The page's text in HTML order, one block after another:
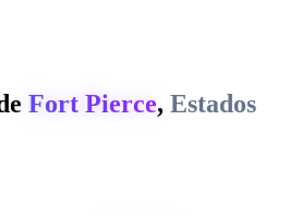
Fort Pierce, Estados